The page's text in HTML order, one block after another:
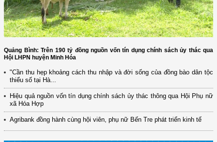
Quảng Bình: Trên 190 tỷ đồng nguồn vốn tín dụng chính sách ủy thác qua
Hội LHPN huyện Minh Hóa
"Cần thu hẹp khoảng cách thu nhập và đời sống của đồng bào dân tộc
thiểu số tại Hà...
Hiệu quả nguồn vốn tín dụng chính sách ủy thác thông qua Hội Phụ nữ
xã Hóa Hợp
Agribank đồng hành cùng hội viên, phụ nữ Bến Tre phát triển kinh tế